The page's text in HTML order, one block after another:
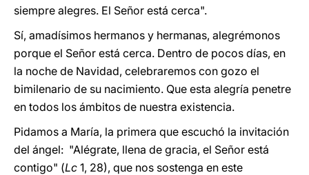
siempre alegres. El Señor está cerca".
Sí, amadísimos hermanos y hermanas, alegrémonos
porque el Señor está cerca. Dentro de pocos días, en
la noche de Navidad, celebraremos con gozo el
bimilenario de su nacimiento. Que esta alegría penetre
en todos los ámbitos de nuestra existencia.
Pidamos a María, la primera que escuchó la invitación
del ángel: "Alégrate, llena de gracia, el Señor está
contigo" (Lc 1, 28), que nos sostenga en este